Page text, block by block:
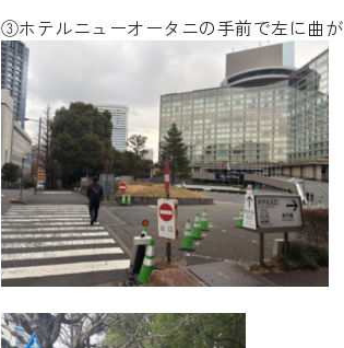
③ホテルニューオータニの手前で左に曲